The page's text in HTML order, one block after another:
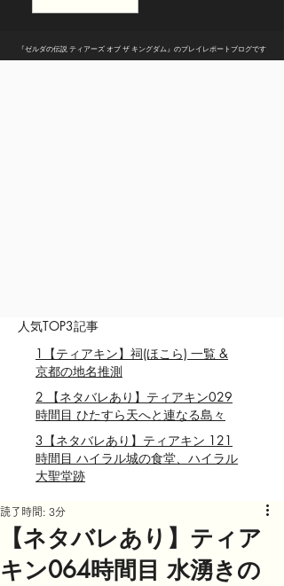
『ゼルダの伝説 ティアーズ オブ ザ キングダム』のプレイレポートブログです
人気TOP3記事
1【ティアキン】祠(ほこら) 一覧 &
京都の地名推測
2 【ネタバレあり】ティアキン029
時間目 ひたすら天へと連なる島々
3【ネタバレあり】ティアキン 121
時間目 ハイラル城の食堂、ハイラル
大聖堂跡
【ネタバレあり】ティア
キン064時間目 水湧きの
読了時間: 3分